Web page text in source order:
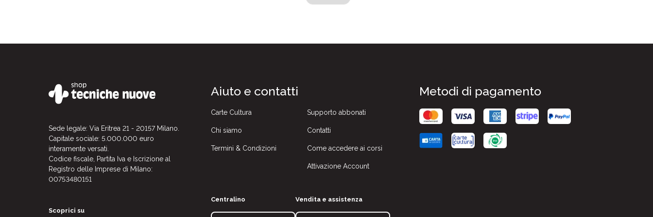
Sede legale: Via Eritrea 21 - 20157 Milano.
Capitale sociale: 5.000.000 euro
interamente versati.
Codice fiscale, Partita Iva e Iscrizione al
Registro delle Imprese di Milano:
00753480151
Scoprici su
Aiuto e contatti
Carte Cultura
Chi siamo
Termini & Condizioni
Supporto abbonati
Contatti
Come accedere ai corsi
Attivazione Account
Centralino Vendita e assistenza
Metodi di pagamento